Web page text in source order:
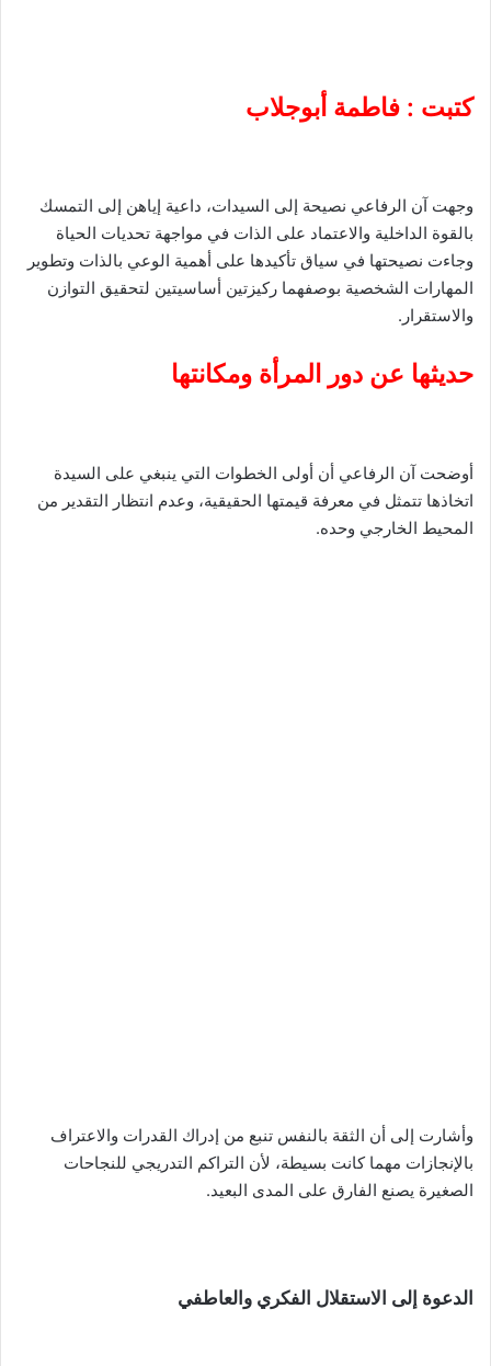
كتبت : فاطمة أبوجلاب
وجهت آن الرفاعي نصيحة إلى السيدات، داعية إياهن إلى التمسك
بالقوة الداخلية والاعتماد على الذات في مواجهة تحديات الحياة
وجاءت نصيحتها في سياق تأكيدها على أهمية الوعي بالذات وتطوير
المهارات الشخصية بوصفهما ركيزتين أساسيتين لتحقيق التوازن
والاستقرار.
حديثها عن دور المرأة ومكانتها
أوضحت آن الرفاعي أن أولى الخطوات التي ينبغي على السيدة
اتخاذها تتمثل في معرفة قيمتها الحقيقية، وعدم انتظار التقدير من
المحيط الخارجي وحده.
وأشارت إلى أن الثقة بالنفس تنبع من إدراك القدرات والاعتراف
بالإنجازات مهما كانت بسيطة، لأن التراكم التدريجي للنجاحات
الصغيرة يصنع الفارق على المدى البعيد.
الدعوة إلى الاستقلال الفكري والعاطفي